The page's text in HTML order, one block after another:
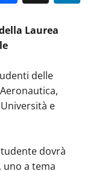
Laurea
delle
e
dovrà
a tema